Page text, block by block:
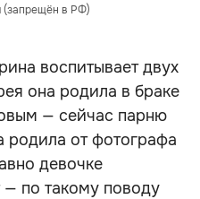
(запрещён в РФ)
воспитывает двух
она родила в браке
— сейчас парню
родила от фотографа
девочке
— по такому поводу